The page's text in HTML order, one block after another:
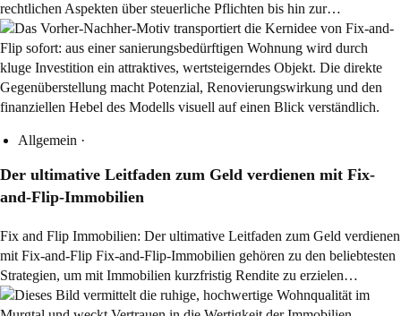
rechtlichen Aspekten über steuerliche Pflichten bis hin zur…
Allgemein ·
Der ultimative Leitfaden zum Geld verdienen mit Fix-
and-Flip-Immobilien
Fix and Flip Immobilien: Der ultimative Leitfaden zum Geld verdienen
mit Fix-and-Flip Fix-and-Flip-Immobilien gehören zu den beliebtesten
Strategien, um mit Immobilien kurzfristig Rendite zu erzielen…